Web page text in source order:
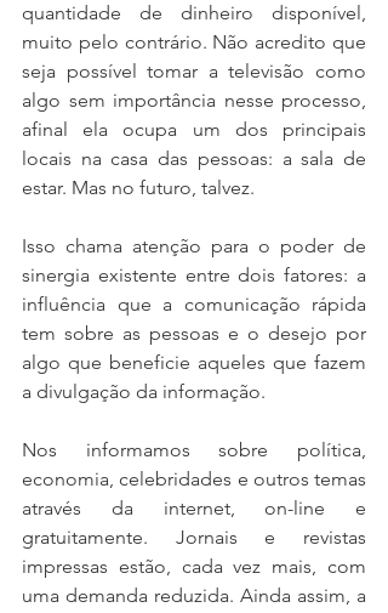
quantidade de dinheiro disponível,
muito pelo contrário. Não acredito que
seja possível tomar a televisão como
algo sem importância nesse processo,
afinal ela ocupa um dos principais
locais na casa das pessoas: a sala de
estar. Mas no futuro, talvez.
Isso chama atenção para o poder de
sinergia existente entre dois fatores: a
influência que a comunicação rápida
tem sobre as pessoas e o desejo por
algo que beneficie aqueles que fazem
a divulgação da informação.
Nos informamos sobre política,
economia, celebridades e outros temas
através da internet, on-line e
gratuitamente. Jornais e revistas
impressas estão, cada vez mais, com
uma demanda reduzida. Ainda assim, a